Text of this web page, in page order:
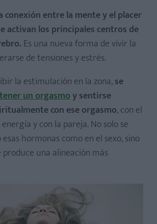
conexión entre la mente y el placer
activan los principales centros de
Es una nueva forma de vivir la
de tensiones y estrés.
la estimulación en la zona,se
tener un orgasmoy sentirse
con ese orgasmo, con el
y con la pareja. No solo se
hormonas como en el sexo, sino
una alineación más